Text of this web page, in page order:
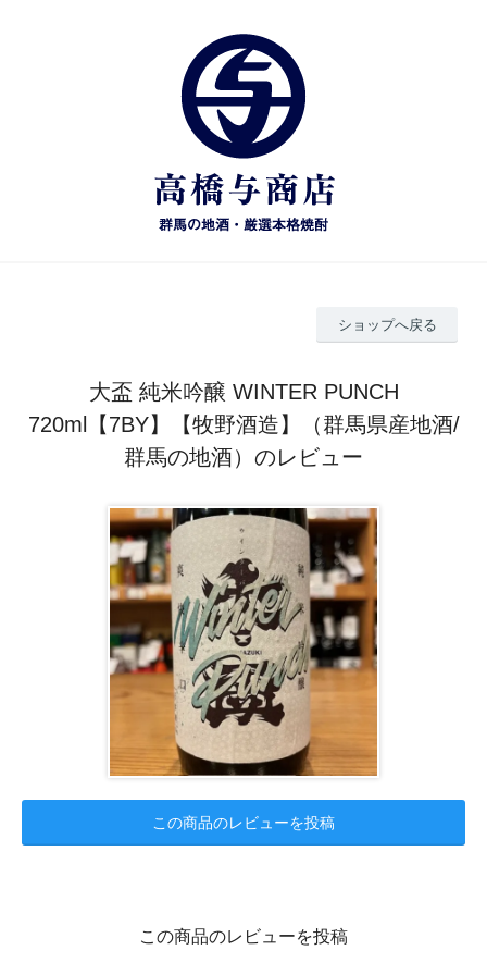
ショップへ戻る
大盃 純米吟醸 WINTER PUNCH
720ml【7BY】【牧野酒造】（群馬県産地酒/
群馬の地酒）のレビュー
この商品のレビューを投稿
この商品のレビューを投稿